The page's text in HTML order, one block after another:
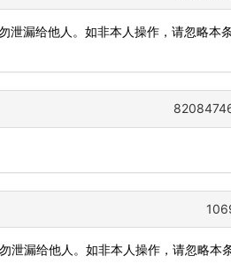
泄漏给他人。如非本人操作，请忽略本
泄漏给他人。如非本人操作，请忽略本